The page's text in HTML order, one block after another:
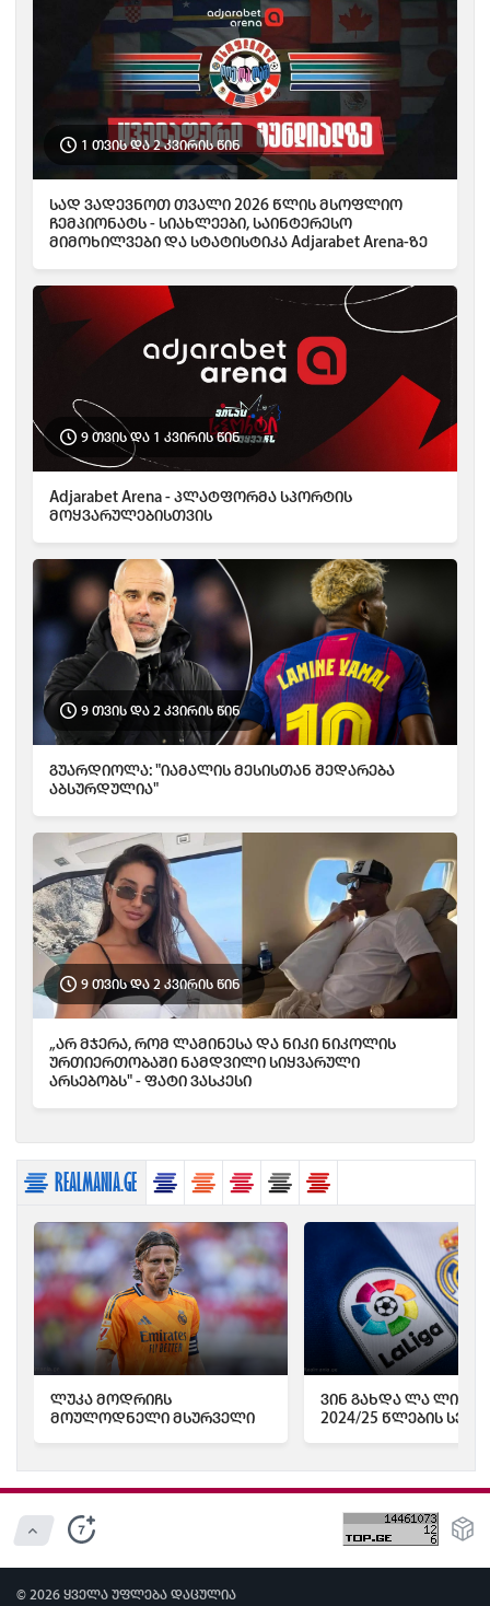
1 თვის და 2 კვირის წინ
სად ვადევნოთ თვალი 2026 წლის მსოფლიო
ჩემპიონატს - სიახლეები, საინტერესო
მიმოხილვები და სტატისტიკა Adjarabet Arena-ზე
9 თვის და 1 კვირის წინ
Adjarabet Arena - პლატფორმა სპორტის
მოყვარულებისთვის
9 თვის და 2 კვირის წინ
გუარდიოლა: "იამალის მესისთან შედარება
აბსურდულია"
9 თვის და 2 კვირის წინ
„არ მჯერა, რომ ლამინესა და ნიკი ნიკოლის
ურთიერთობაში ნამდვილი სიყვარული
არსებობს" - ფატი ვასკესი
REALMANIA.GE
ლუკა მოდრიჩს
მოულოდნელი მსურველი
ვინ გახდა ლა ლიგის
2024/25 წლების
© 2026 ყველა უფლება დაცულია